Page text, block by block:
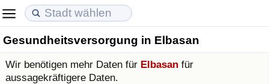
Gesundheitsversorgung in Elbasan
Wir benötigen mehr Daten für Elbasan für
aussagekräftigere Daten.
Lebenshaltungskosten
Lebenshaltungskosten-Index (aktuell)
Immobilienpreise
Immobilienpreis-Index (aktuell)
Lebensqualität
Lebensqualität-Index